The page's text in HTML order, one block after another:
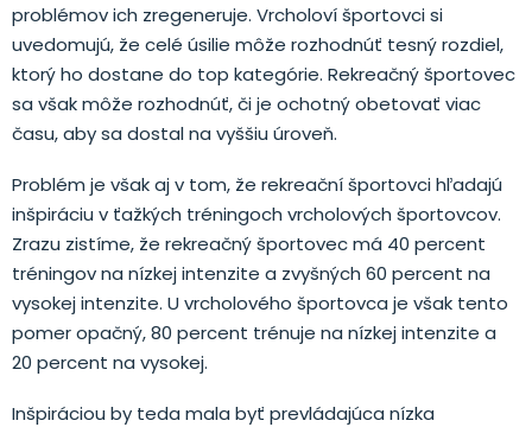
problémov ich zregeneruje. Vrcholoví športovci si
uvedomujú, že celé úsilie môže rozhodnúť tesný rozdiel,
ktorý ho dostane do top kategórie. Rekreačný športovec
sa však môže rozhodnúť, či je ochotný obetovať viac
času, aby sa dostal na vyššiu úroveň.
Problém je však aj v tom, že rekreační športovci hľadajú
inšpiráciu v ťažkých tréningoch vrcholových športovcov.
Zrazu zistíme, že rekreačný športovec má 40 percent
tréningov na nízkej intenzite a zvyšných 60 percent na
vysokej intenzite. U vrcholového športovca je však tento
pomer opačný, 80 percent trénuje na nízkej intenzite a
20 percent na vysokej.
Inšpiráciou by teda mala byť prevládajúca nízka